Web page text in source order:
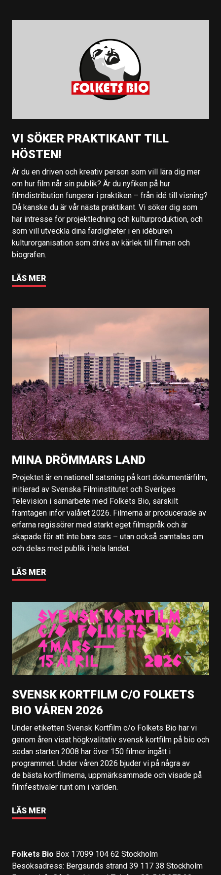
VI SÖKER PRAKTIKANT TILL
HÖSTEN!
Är du en driven och kreativ person som vill lära dig mer
om hur film når sin publik? Är du nyfiken på hur
filmdistribution fungerar i praktiken – från idé till visning?
Då kanske du är vår nästa praktikant. Vi söker dig som
har intresse för projektledning och kulturproduktion, och
som vill utveckla dina färdigheter i en idéburen
kulturorganisation som drivs av kärlek till filmen och
biografen.
LÄS MER
MINA DRÖMMARS LAND
Projektet är en nationell satsning på kort dokumentärfilm,
initierad av Svenska Filminstitutet och Sveriges
Television i samarbete med Folkets Bio, särskilt
framtagen inför valåret 2026. Filmerna är producerade av
erfarna regissörer med starkt eget filmspråk och är
skapade för att inte bara ses – utan också samtalas om
och delas med publik i hela landet.
LÄS MER
SVENSK KORTFILM C/O FOLKETS
BIO VÅREN 2026
Under etiketten Svensk Kortfilm c/o Folkets Bio har vi
genom åren visat högkvalitativ svensk kortfilm på bio och
sedan starten 2008 har över 150 filmer ingått i
programmet. Under våren 2026 bjuder vi på några av
de bästa kortfilmerna, uppmärksammade och visade på
filmfestivaler runt om i världen.
LÄS MER
Folkets Bio Box 17099 104 62 Stockholm
Besöksadress: Bergsunds strand 39 117 38 Stockholm